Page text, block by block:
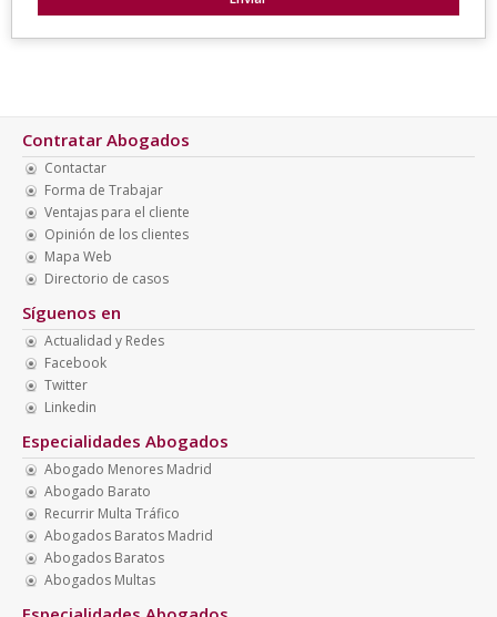
Contratar Abogados
Contactar
Forma de Trabajar
Ventajas para el cliente
Opinión de los clientes
Mapa Web
Directorio de casos
Síguenos en
Actualidad y Redes
Facebook
Twitter
Linkedin
Especialidades Abogados
Abogado Menores Madrid
Abogado Barato
Recurrir Multa Tráfico
Abogados Baratos Madrid
Abogados Baratos
Abogados Multas